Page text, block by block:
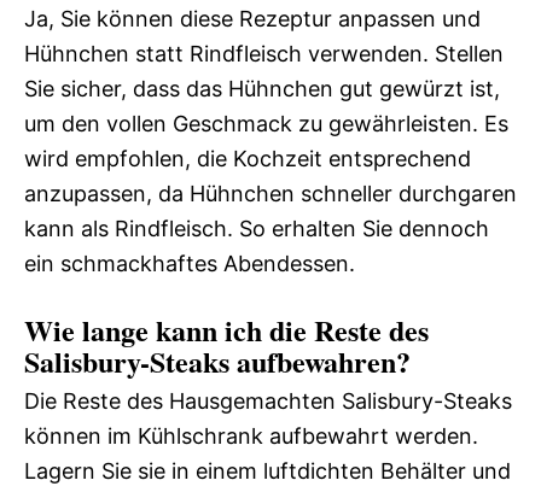
Ja, Sie können diese Rezeptur anpassen und
Hühnchen statt Rindfleisch verwenden. Stellen
Sie sicher, dass das Hühnchen gut gewürzt ist,
um den vollen Geschmack zu gewährleisten. Es
wird empfohlen, die Kochzeit entsprechend
anzupassen, da Hühnchen schneller durchgaren
kann als Rindfleisch. So erhalten Sie dennoch
ein schmackhaftes Abendessen.
Wie lange kann ich die Reste des
Salisbury-Steaks aufbewahren?
Die Reste des Hausgemachten Salisbury-Steaks
können im Kühlschrank aufbewahrt werden.
Lagern Sie sie in einem luftdichten Behälter und